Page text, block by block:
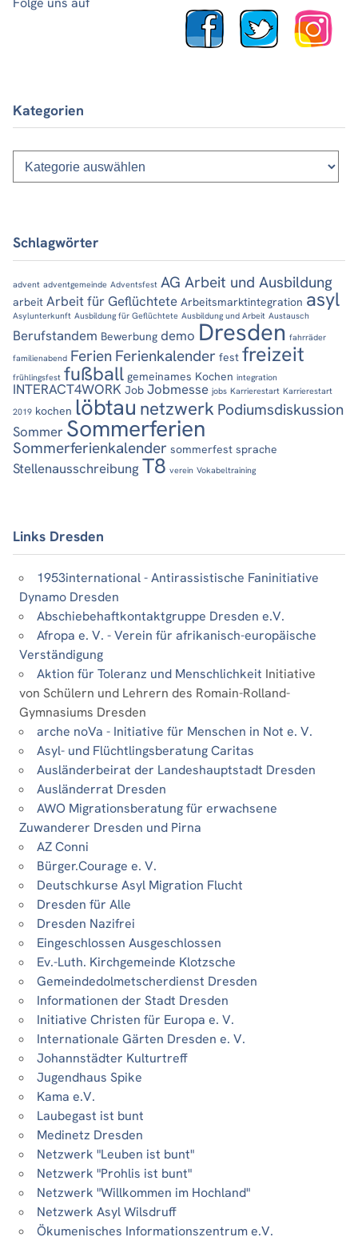
Kategorien
Kategorien
Schlagwörter
advent adventgemeinde Adventsfest AG Arbeit und Ausbildung
arbeit Arbeit für Geflüchtete Arbeitsmarktintegration asyl
Asylunterkunft Ausbildung für Geflüchtete Ausbildung und Arbeit Austausch
Berufstandem Bewerbung demo Dresden fahrräder
familienabend Ferien Ferienkalender fest freizeit
frühlingsfest fußball gemeinames Kochen integration
INTERACT4WORK Job Jobmesse jobs Karrierestart Karrierestart
2019 kochen löbtau netzwerk Podiumsdiskussion
Sommer Sommerferien
Sommerferienkalender sommerfest sprache
Stellenausschreibung T8 verein Vokabeltraining
Links Dresden
1953international - Antirassistische Faninitiative
Dynamo Dresden
Abschiebehaftkontaktgruppe Dresden e.V.
Afropa e. V. - Verein für afrikanisch-europäische
Verständigung
Aktion für Toleranz und Menschlichkeit Initiative
von Schülern und Lehrern des Romain-Rolland-
Gymnasiums Dresden
arche noVa - Initiative für Menschen in Not e. V.
Asyl- und Flüchtlingsberatung Caritas
Ausländerbeirat der Landeshauptstadt Dresden
Ausländerrat Dresden
AWO Migrationsberatung für erwachsene
Zuwanderer Dresden und Pirna
AZ Conni
Bürger.Courage e. V.
Deutschkurse Asyl Migration Flucht
Dresden für Alle
Dresden Nazifrei
Eingeschlossen Ausgeschlossen
Ev.-Luth. Kirchgemeinde Klotzsche
Gemeindedolmetscherdienst Dresden
Informationen der Stadt Dresden
Initiative Christen für Europa e. V.
Internationale Gärten Dresden e. V.
Johannstädter Kulturtreff
Jugendhaus Spike
Kama e.V.
Laubegast ist bunt
Medinetz Dresden
Netzwerk "Leuben ist bunt"
Netzwerk "Prohlis ist bunt"
Netzwerk "Willkommen im Hochland"
Netzwerk Asyl Wilsdruff
Ökumenisches Informationszentrum e.V.